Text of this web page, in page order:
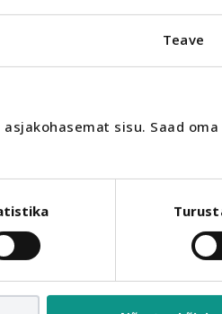
Teave
sisu. Saad
Naturaalne